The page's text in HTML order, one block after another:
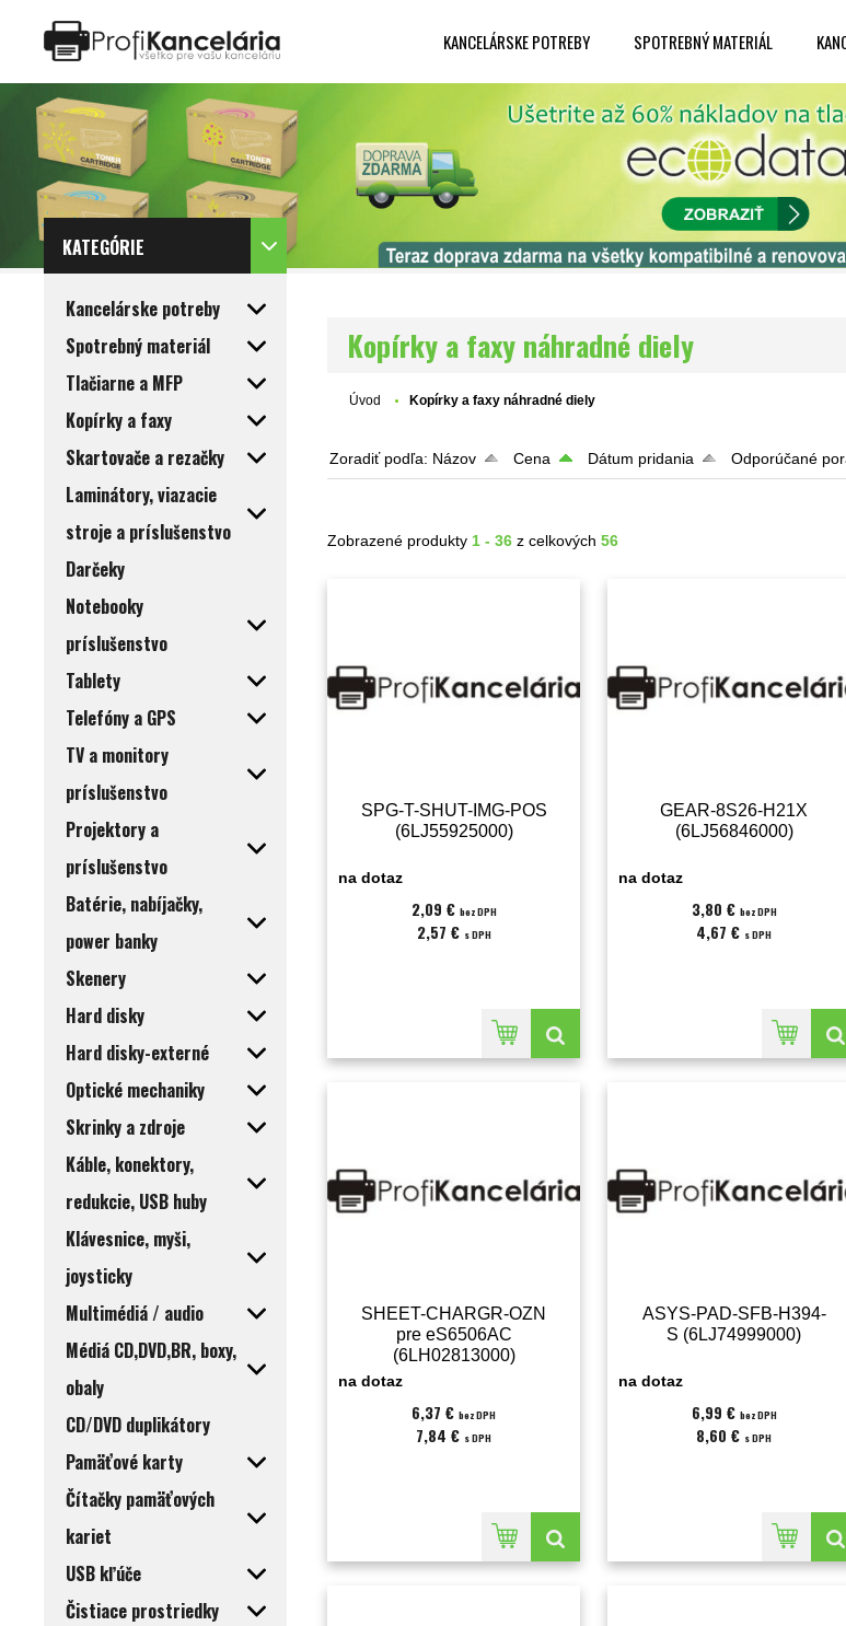
KANCELÁRSKE POTREBY SPOTREBNÝ MATERIÁL
KATEGÓRIE
Kancelárske potreby
Spotrebný materiál
Tlačiarne a MFP
Kopírky a faxy
Skartovače a rezačky
Laminátory, viazacie
stroje a príslušenstvo
Darčeky
Notebooky
príslušenstvo
Tablety
Telefóny a GPS
TV a monitory
príslušenstvo
Projektory a
príslušenstvo
Batérie, nabíjačky,
power banky
Skenery
Hard disky
Hard disky-externé
Optické mechaniky
Skrinky a zdroje
Káble, konektory,
redukcie, USB huby
Klávesnice, myši,
joysticky
Multimédiá / audio
Médiá CD,DVD,BR, boxy,
obaly
CD/DVD duplikátory
Pamäťové karty
Čítačky pamäťových
kariet
USB kľúče
Čistiace prostriedky
Kopírky a faxy náhradné diely
Úvod Kopírky a faxy náhradné diely
Zoradiť podľa: Názov Cena Dátum pridania Odporúčané
Zobrazené produkty1 - 36 z celkových56
SPG-T-SHUT-IMG-POS
(6LJ55925000)
na dotaz
2,09 € bez DPH
2,57 € s DPH
GEAR-8S26-H21X
(6LJ56846000)
na dotaz
3,80 € bez DPH
4,67 € s DPH
SHEET-CHARGR-OZN
pre eS6506AC
(6LH02813000)
na dotaz
6,37 €bez DPH
7,84 € s DPH
ASYS-PAD-SFB-H394-
S (6LJ74999000)
na dotaz
6,99 € bez DPH
8,60 € s DPH